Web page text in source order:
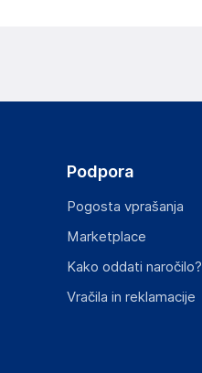
Podpora
Pogosta vprašanja
Marketplace
Kako oddati naročilo?
Vračila in reklamacije